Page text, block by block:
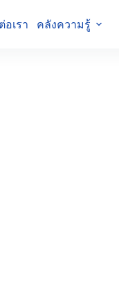
อเรา คลังความรู้